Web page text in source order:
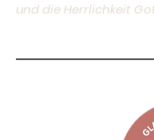
und die Herrlichkeit